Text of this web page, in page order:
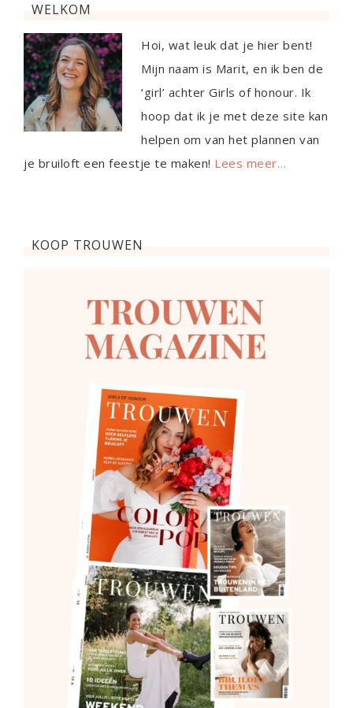
WELKOM
Hoi, wat leuk dat je hier bent!
Mijn naam is Marit, en ik ben de
‘girl’ achter Girls of honour. Ik
hoop dat ik je met deze site kan
helpen om van het plannen van
je bruiloft een feestje te maken! Lees meer…
KOOP TROUWEN